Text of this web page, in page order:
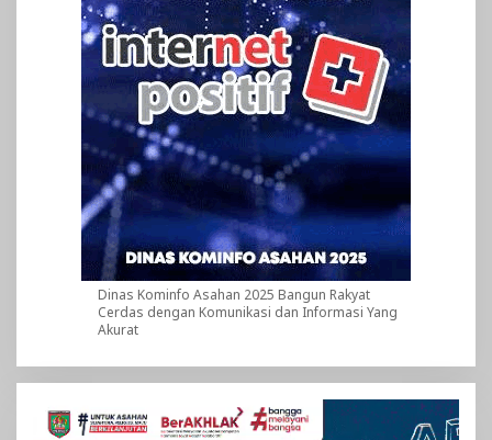
Dinas Kominfo Asahan 2025 Bangun Rakyat
Cerdas dengan Komunikasi dan Informasi Yang
Akurat
Pemutar
Video